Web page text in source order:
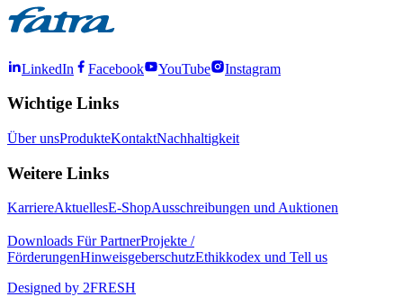
LinkedIn Facebook YouTube Instagram
Wichtige Links
Über unsProdukteKontaktNachhaltigkeit
Weitere Links
KarriereAktuellesE-ShopAusschreibungen und Auktionen
Downloads Für PartnerProjekte /
FörderungenHinweisgeberschutzEthikkodex und Tell us
Designed by 2FRESH